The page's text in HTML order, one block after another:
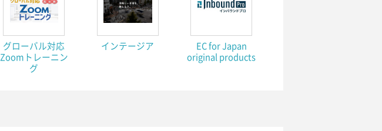
グローバル対応
Zoomトレーニン
グ
インテージア
EC for Japan
original products